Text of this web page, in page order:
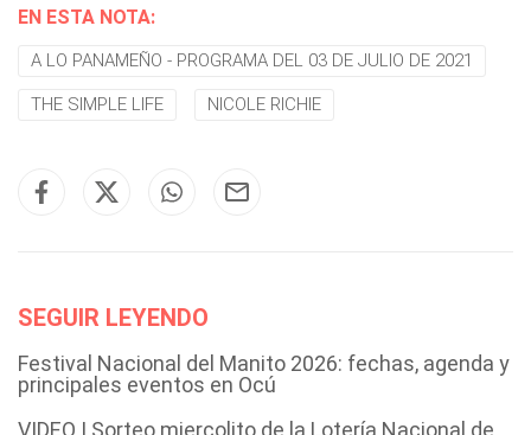
EN ESTA NOTA:
A LO PANAMEÑO - PROGRAMA DEL 03 DE JULIO DE 2021
THE SIMPLE LIFE NICOLE RICHIE
SEGUIR LEYENDO
Festival Nacional del Manito 2026: fechas, agenda y
principales eventos en Ocú
VIDEO | Sorteo miercolito de la Lotería Nacional de